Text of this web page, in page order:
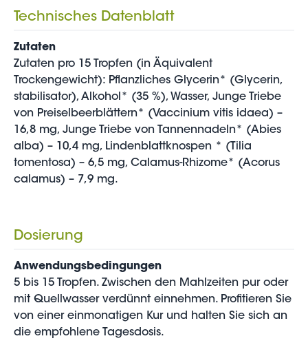
Technisches Datenblatt
Zutaten
Zutaten pro 15 Tropfen (in Äquivalent
Trockengewicht): Pflanzliches Glycerin* (Glycerin,
stabilisator), Alkohol* (35 %), Wasser, Junge Triebe
von Preiselbeerblättern* (Vaccinium vitis idaea) –
16,8 mg, Junge Triebe von Tannennadeln* (Abies
alba) – 10,4 mg, Lindenblattknospen * (Tilia
tomentosa) – 6,5 mg, Calamus-Rhizome* (Acorus
calamus) – 7,9 mg.
Dosierung
Anwendungsbedingungen
5 bis 15 Tropfen. Zwischen den Mahlzeiten pur oder
mit Quellwasser verdünnt einnehmen. Profitieren Sie
von einer einmonatigen Kur und halten Sie sich an
die empfohlene Tagesdosis.